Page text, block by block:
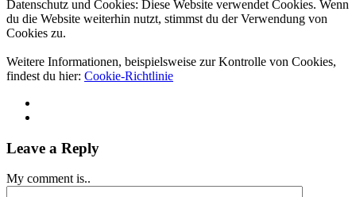
Datenschutz und Cookies: Diese Website verwendet Cookies. Wenn
du die Website weiterhin nutzt, stimmst du der Verwendung von
Cookies zu.
Weitere Informationen, beispielsweise zur Kontrolle von Cookies,
findest du hier: Cookie-Richtlinie
Leave a Reply
My comment is..